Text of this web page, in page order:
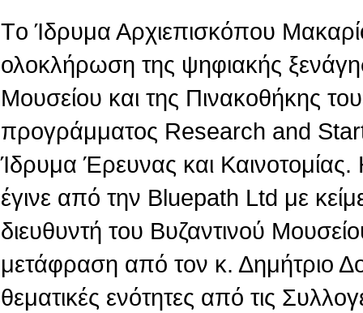
Tο Ίδρυμα Αρχιεπισκόπου
ολοκλήρωση της ψηφιακής
Μουσείου και της Πινακοθήκης
προγράμματος Research and
Ίδρυμα Έρευνας και
έγινε από την Βluepath Ltd με
διευθυντή του Βυζαντινού
μετάφραση από τον κ. Δημήτριο
θεματικές ενότητες από τις